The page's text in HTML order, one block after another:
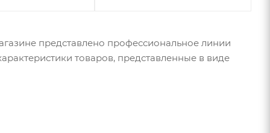
представлено профессиональное линии
товаров, представленные в виде